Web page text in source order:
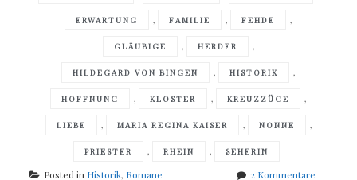
ERWARTUNG , FAMILIE , FEHDE ,
GLÄUBIGE , HERDER ,
HILDEGARD VON BINGEN , HISTORIK ,
HOFFNUNG , KLOSTER , KREUZZÜGE ,
LIEBE , MARIA REGINA KAISER , NONNE ,
PRIESTER , RHEIN , SEHERIN
Posted in Historik, Romane 2 Kommentarezu